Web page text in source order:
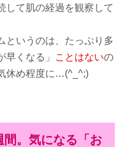
して肌の経過を観察して
というのは、たっぷり多
くなる」
ことはないの
休め程度に…(^_^;)
。気になる「お